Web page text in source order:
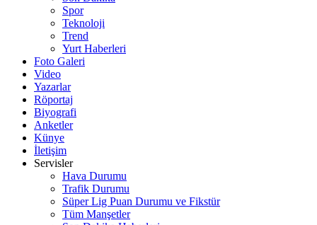
Spor
Teknoloji
Trend
Yurt Haberleri
Foto Galeri
Video
Yazarlar
Röportaj
Biyografi
Anketler
Künye
İletişim
Servisler
Hava Durumu
Trafik Durumu
Süper Lig Puan Durumu ve Fikstür
Tüm Manşetler